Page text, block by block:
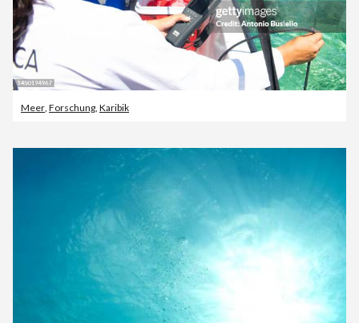
Meer, Forschung, Karibik